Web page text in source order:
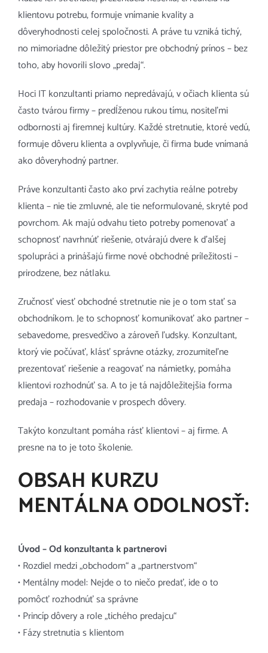
klientovu potrebu, formuje vnímanie kvality a
dôveryhodnosti celej spoločnosti. A práve tu vzniká tichý,
no mimoriadne dôležitý priestor pre obchodný prínos – bez
toho, aby hovorili slovo „predaj“.
Hoci IT konzultanti priamo nepredávajú, v očiach klienta sú
často tvárou firmy – predĺženou rukou tímu, nositeľmi
odbornosti aj firemnej kultúry. Každé stretnutie, ktoré vedú,
formuje dôveru klienta a ovplyvňuje, či firma bude vnímaná
ako dôveryhodný partner.
Práve konzultanti často ako prví zachytia reálne potreby
klienta – nie tie zmluvné, ale tie neformulované, skryté pod
povrchom. Ak majú odvahu tieto potreby pomenovať a
schopnosť navrhnúť riešenie, otvárajú dvere k ďalšej
spolupráci a prinášajú firme nové obchodné príležitosti –
prirodzene, bez nátlaku.
Zručnosť viesť obchodné stretnutie nie je o tom stať sa
obchodníkom. Je to schopnosť komunikovať ako partner –
sebavedome, presvedčivo a zároveň ľudsky. Konzultant,
ktorý vie počúvať, klásť správne otázky, zrozumiteľne
prezentovať riešenie a reagovať na námietky, pomáha
klientovi rozhodnúť sa. A to je tá najdôležitejšia forma
predaja – rozhodovanie v prospech dôvery.
Takýto konzultant pomáha rásť klientovi – aj firme. A
presne na to je toto školenie.
OBSAH KURZU
MENTÁLNA ODOLNOSŤ:
Úvod – Od konzultanta k partnerovi
• Rozdiel medzi „obchodom“ a „partnerstvom“
• Mentálny model: Nejde o to niečo predať, ide o to
pomôcť rozhodnúť sa správne
• Princíp dôvery a role „tichého predajcu“
• Fázy stretnutia s klientom